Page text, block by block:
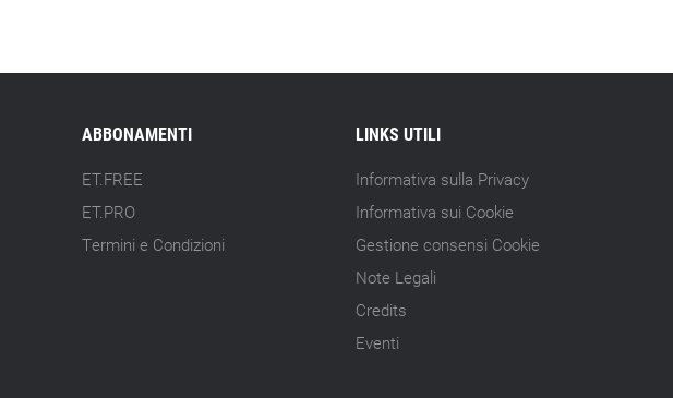
ABBONAMENTI
ET.FREE
ET.PRO
Termini e Condizioni
LINKS UTILI
Informativa sulla Privacy
Informativa sui Cookie
Gestione consensi Cookie
Note Legali
Credits
Eventi